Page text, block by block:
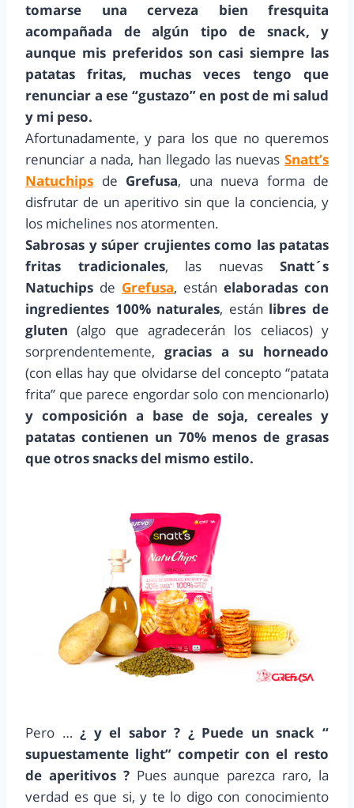
tomarse una cerveza bien fresquita
acompañada de algún tipo de snack, y
aunque mis preferidos son casi siempre las
patatas fritas, muchas veces tengo que
renunciar a ese “gustazo” en post de mi salud
y mi peso.
Afortunadamente, y para los que no queremos
renunciar a nada, han llegado las nuevas Snatt’s
Natuchips de Grefusa, una nueva forma de
disfrutar de un aperitivo sin que la conciencia, y
los michelines nos atormenten.
Sabrosas y súper crujientes como las patatas
fritas tradicionales, las nuevas Snatt´s
Natuchips de Grefusa, están elaboradas con
ingredientes 100% naturales, están libres de
gluten (algo que agradecerán los celiacos) y
sorprendentemente, gracias a su horneado
(con ellas hay que olvidarse del concepto “patata
frita” que parece engordar solo con mencionarlo)
y composición a base de soja, cereales y
patatas contienen un 70% menos de grasas
que otros snacks del mismo estilo.
Pero …¿ y el sabor ? ¿ Puede un snack “
supuestamente light” competir con el resto
de aperitivos ?Pues aunque parezca raro, la
verdad es que si, y te lo digo con conocimiento